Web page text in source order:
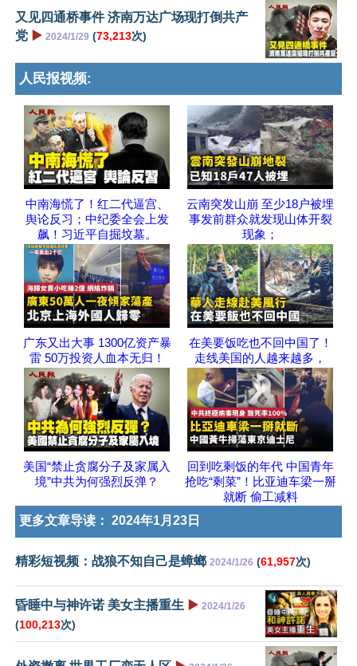
又见四通桥事件 济南万达广场现打倒共产
党 ▶️ 2024/1/29 (73,213次)
人民报视频:
中南海慌了！红二代逼宫、
舆论反习；中纪委全会上发
飙！习近平自掘坟墓。
云南突发山崩 至少18户被埋
事发前群众就发现山体开裂
现象；
广东又出大事 1300亿资产暴
雷 50万投资人血本无归！
在美要饭吃也不回中国了！
走线美国的人越来越多，
美国“禁止贪腐分子及家属入
境”中共为何强烈反弹？
回到吃剩饭的年代 中国青年
抢吃“剩菜”！比亚迪车梁一掰
就断 偷工减料
更多文章导读： 2024年1月23日
精彩短视频：战狼不知自己是蟑螂 2024/1/26 (61,957次)
昏睡中与神许诺 美女主播重生 ▶️ 2024/1/26
(100,213次)